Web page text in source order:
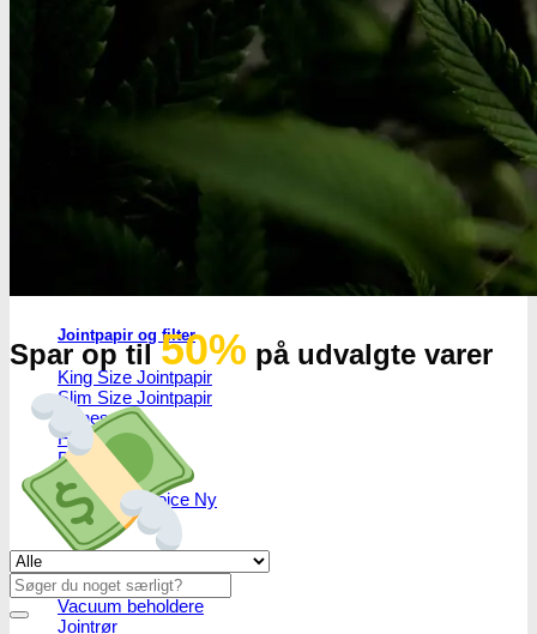
Headshop
Headshop
Jointpapir og filter
King Size Jointpapir
Slim Size Jointpapir
Cones
Filtertips
Blunt wraps
SmokersPack
Smokers Choice
Vacuum beholdere
Jointrør
Spar op til50% på udvalgte varer
Se alle tilbud her
Søg
efter: